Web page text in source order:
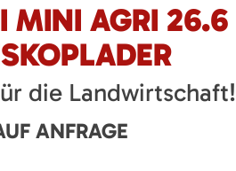
MINI AGRI 26.6
die Landwirtschaft!
ANFRAGE